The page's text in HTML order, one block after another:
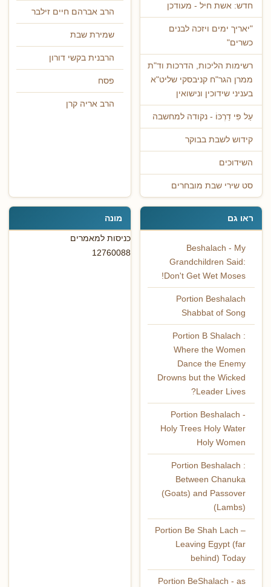
חדש: אשת חיל - מעודכן
"יאריך ימים ויזכה לבנים
כשרים"
רשימות הליכות, הדרכות וד"ת
ממרן הגר"ח קניבסקי שליט"א
בעניני שידוכין ונישואין
עַל פִּי דַרְכּוֹ - נקודה למחשבה
קידוש לשבת בבוקר
השידוכים
סט שירי שבת מובחרים
הרב אברהם חיים זילבר
שמירת שבת
הרבנית בקשי דורון
פסח
הרב אריה קרן
ראו גם
Beshalach - My
Grandchildren Said:
Don't Get Wet Moses!
Portion Beshalach
Shabbat of Song
Portion B Shalach :
Where the Women
Dance the Enemy
Drowns but the Wicked
Leader Lives?
Portion Beshalach -
Holy Trees Holy Water
Holy Women
Portion Beshalach :
Between Chanuka
(Goats) and Passover
(Lambs)
Portion Be Shah Lach –
Leaving Egypt (far
behind) Today
Portion BeShalach - as
מונה
כניסות למאמרים
12760088